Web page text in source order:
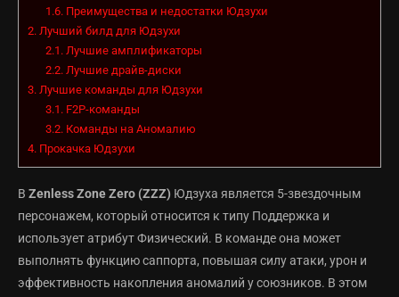
1.6. Преимущества и недостатки Юдзухи
2. Лучший билд для Юдзухи
2.1. Лучшие амплификаторы
2.2. Лучшие драйв-диски
3. Лучшие команды для Юдзухи
3.1. F2P-команды
3.2. Команды на Аномалию
4. Прокачка Юдзухи
В Zenless Zone Zero (ZZZ) Юдзуха является 5-звездочным
персонажем, который относится к типу Поддержка и
использует атрибут Физический. В команде она может
выполнять функцию саппорта, повышая силу атаки, урон и
эффективность накопления аномалий у союзников. В этом